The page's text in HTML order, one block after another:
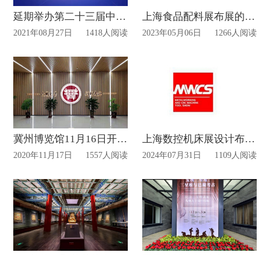
延期举办第二十三届中国国际工业博览会
2021年08月27日 1418人阅读
上海食品配料展布展的最新动态
2023年05月06日 1266人阅读
冀州博览馆11月16日开馆!
2020年11月17日 1557人阅读
上海数控机床展设计布展时间？
2024年07月31日 1109人阅读